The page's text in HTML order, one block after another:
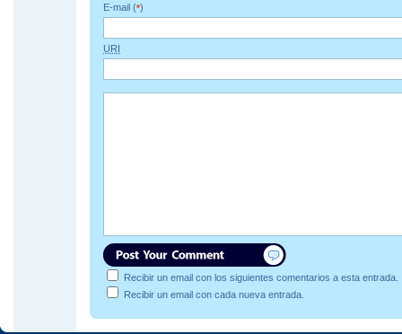
E-mail (*)
URI
Recibir un email con los siguientes comentarios a esta entrada.
Recibir un email con cada nueva entrada.